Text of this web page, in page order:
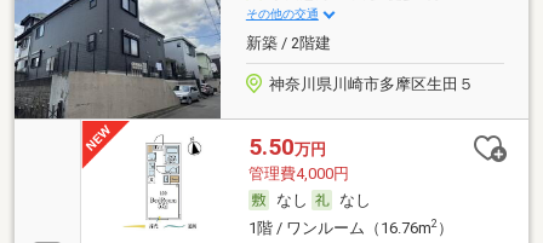
その他の交通
新築 / 2階建
神奈川県川崎市多摩区生田５
5.50万円
管理費4,000円
なし
なし
1階 / ワンルーム（16.76m2）